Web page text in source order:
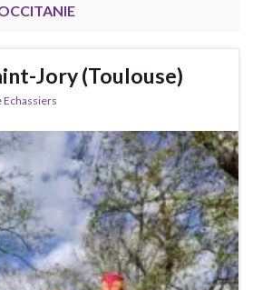
Jory (Toulouse)
Echassiers